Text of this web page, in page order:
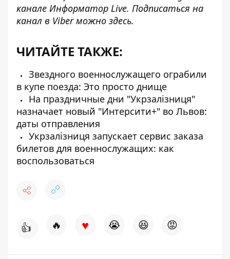
канале Информатор Live. Подписаться на
канал в Viber можно здесь.
ЧИТАЙТЕ ТАКЖЕ:
Звездного военнослужащего ограбили
в купе поезда: Это просто днище
На праздничные дни "Укрзалізниця"
назначает новый "Интерсити+" во Львов:
даты отправления
Укрзалізниця запускает сервис заказа
билетов для военнослужащих: как
воспользоваться
👍 🔥 ♥ 😭 😆 😡